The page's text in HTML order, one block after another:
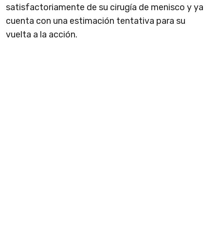
satisfactoriamente de su cirugía de menisco y ya
cuenta con una estimación tentativa para su
vuelta a la acción.